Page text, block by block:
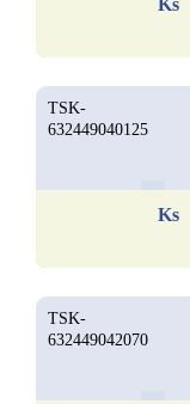
TSK-
632449040125
Ks
TSK-
632449042070